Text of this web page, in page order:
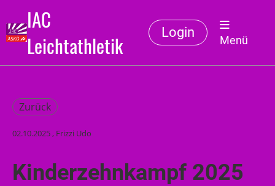
IAC
Leichtathletik
Login
Menü
Zurück
02.10.2025, Frizzi Udo
Kinderzehnkampf 2025